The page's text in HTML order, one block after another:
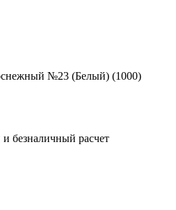
№23 (Белый) (1000)
безналичный расчет